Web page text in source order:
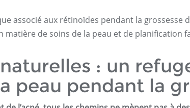
associé aux rétinoïdes pendant la grossesse
matière de soins de la peau et de planification
: un
peau pendant la